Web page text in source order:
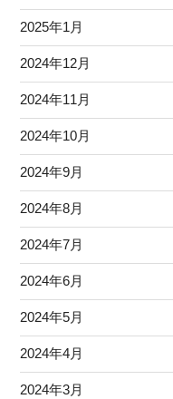
2025年1月
2024年12月
2024年11月
2024年10月
2024年9月
2024年8月
2024年7月
2024年6月
2024年5月
2024年4月
2024年3月